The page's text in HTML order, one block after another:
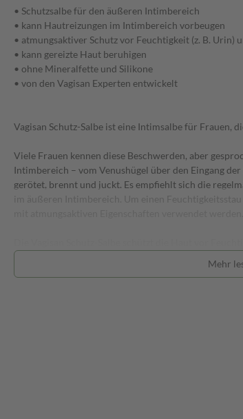
• Schutzsalbe für den äußeren Intimbereich
• kann Hautreizungen im Intimbereich vorbeugen
• atmungsaktiver Schutz vor Feuchtigkeit (z. B. Urin)
• kann gereizte Haut beruhigen
• ohne Mineralfette und Silikone
• von den Vagisan Experten entwickelt
Vagisan Schutz-Salbe ist eine Intimsalbe für Frauen,
Viele Frauen kennen diese Beschwerden, aber
Intimbereich – vom Venushügel über den Eingang
gerötet, brennt und juckt. Es empfiehlt sich die
im äußeren Intimbereich. Um einen
Wundwerden vorbeugen. Aufgrund der
pflanzlichen Ursprungs enthält, bildet sie auf der
Mehr